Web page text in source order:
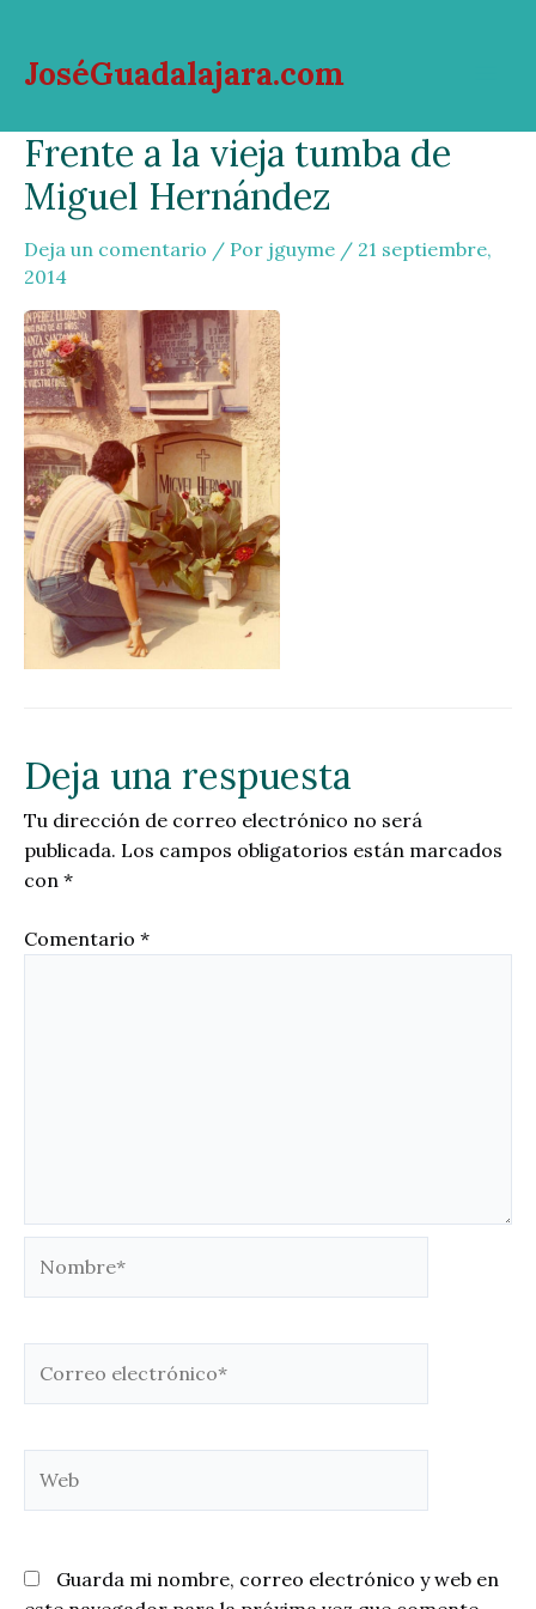
contenido
JoséGuadalajara.com
Frente a la vieja tumba de
Miguel Hernández
Deja un comentario / Por jguyme / 21 septiembre,
2014
Deja una respuesta
Tu dirección de correo electrónico no será
publicada. Los campos obligatorios están marcados
con *
Comentario *
electrónico*
Guarda mi nombre, correo electrónico y web en